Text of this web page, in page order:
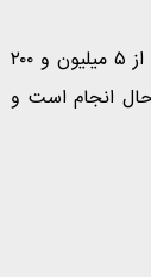
«پرداخت حقوق جدید همراه با افزایش های ساالانه و متناسب‌سازی (برای مشمولین )مربوط به خرداد ماه بیش از ۵ میلیون و ۲۰۰
حال انجام است و